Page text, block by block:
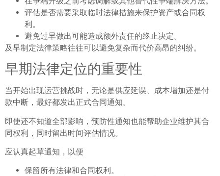
评估是否需要采取临时法律措施来保护资产或合同权
利。
避免过早做出可能造成额外责任的终止决定。
及早制定法律策略往往可以避免复杂而代价高昂的纠纷。
早期法律定位的重要性
当开始出现运营挑战时，无论是供应延误、成本增加还是付
款中断，最好都发出正式合同通知。
即使还不知道全部影响，预防性通知也能帮助企业维护其合
同权利，同时留出时间评估情况。
应认真起草通知，以便
保留所有法律和合同权利。